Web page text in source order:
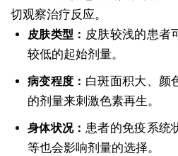
切观察治疗反应。
皮肤类型： 皮肤较浅的患者
较低的起始剂量。
病变程度： 白斑面积大、颜
的剂量来刺激色素再生。
身体状况： 患者的免疫系统
等也会影响剂量的选择。